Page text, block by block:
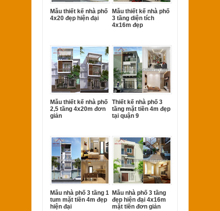
Mẫu thiết kế nhà phố
4x20 đẹp hiện đại
Mẫu thiết kế nhà phố
3 tầng diện tích
4x16m đẹp
Mẫu thiết kế nhà phố
2,5 tầng 4x20m đơn
giản
Thiết kế nhà phố 3
tầng mặt tiền 4m đẹp
tại quận 9
Mẫu nhà phố 3 tầng 1
tum mặt tiền 4m đẹp
hiện đại
Mẫu nhà phố 3 tầng
đẹp hiện đại 4x16m
mặt tiền đơn giản